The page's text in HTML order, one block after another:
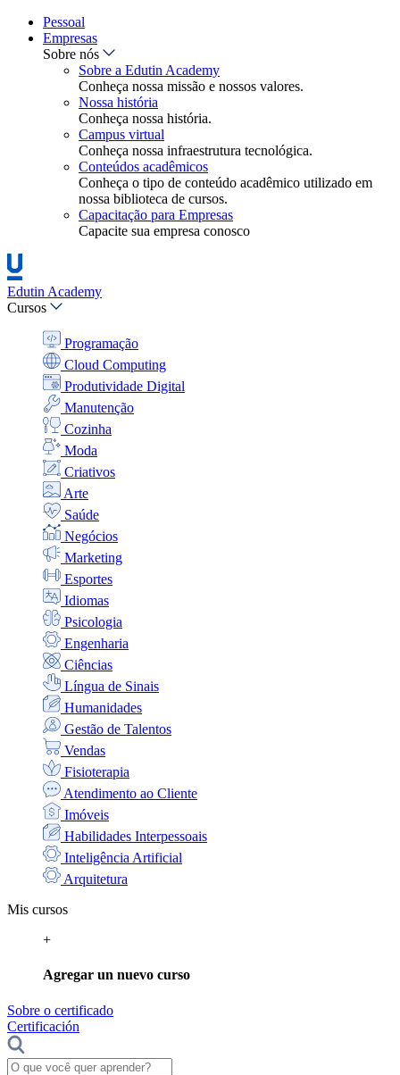
Pessoal
Empresas
Sobre nós
Sobre a Edutin Academy
Conheça nossa missão e nossos valores.
Nossa história
Conheça nossa história.
Campus virtual
Conheça nossa infraestrutura tecnológica.
Conteúdos acadêmicos
Conheça o tipo de conteúdo acadêmico utilizado em
nossa biblioteca de cursos.
Capacitação para Empresas
Capacite sua empresa conosco
Edutin Academy
Cursos
Programação
Cloud Computing
Produtividade Digital
Manutenção
Cozinha
Moda
Criativos
Arte
Saúde
Negócios
Marketing
Esportes
Idiomas
Psicologia
Engenharia
Ciências
Língua de Sinais
Humanidades
Gestão de Talentos
Vendas
Fisioterapia
Atendimento ao Cliente
Imóveis
Habilidades Interpessoais
Inteligência Artificial
Arquitetura
Mis cursos
+
Agregar un nuevo curso
Sobre o certificado
Certificación